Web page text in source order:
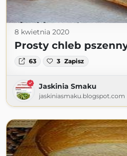
8 kwietnia 2020
Prosty chleb
63 3 Zapisz
Jaskinia Smaku
jaskiniasmaku.blogspot.com